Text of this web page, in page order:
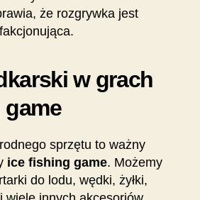
że rozgrywka jest
w grach
sprzętu to ważny
ice fishing game. Możemy
do lodu, wędki, żyłki,